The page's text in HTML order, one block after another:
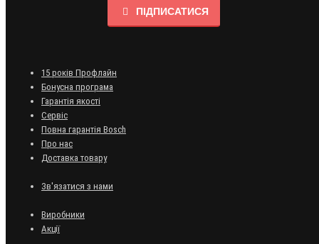
ПІДПИСАТИСЯ
15 років Профлайн
Бонусна програма
Гарантія якості
Сервіс
Повна гарантія Bosch
Про нас
Доставка товару
Зв'язатися з нами
Виробники
Акції